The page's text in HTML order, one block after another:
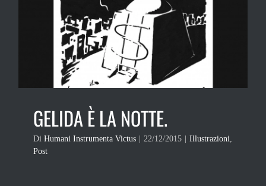
GELIDA È LA NOTTE.
Di Humani Instrumenta Victus | 22/12/2015 | Illustrazioni
Post